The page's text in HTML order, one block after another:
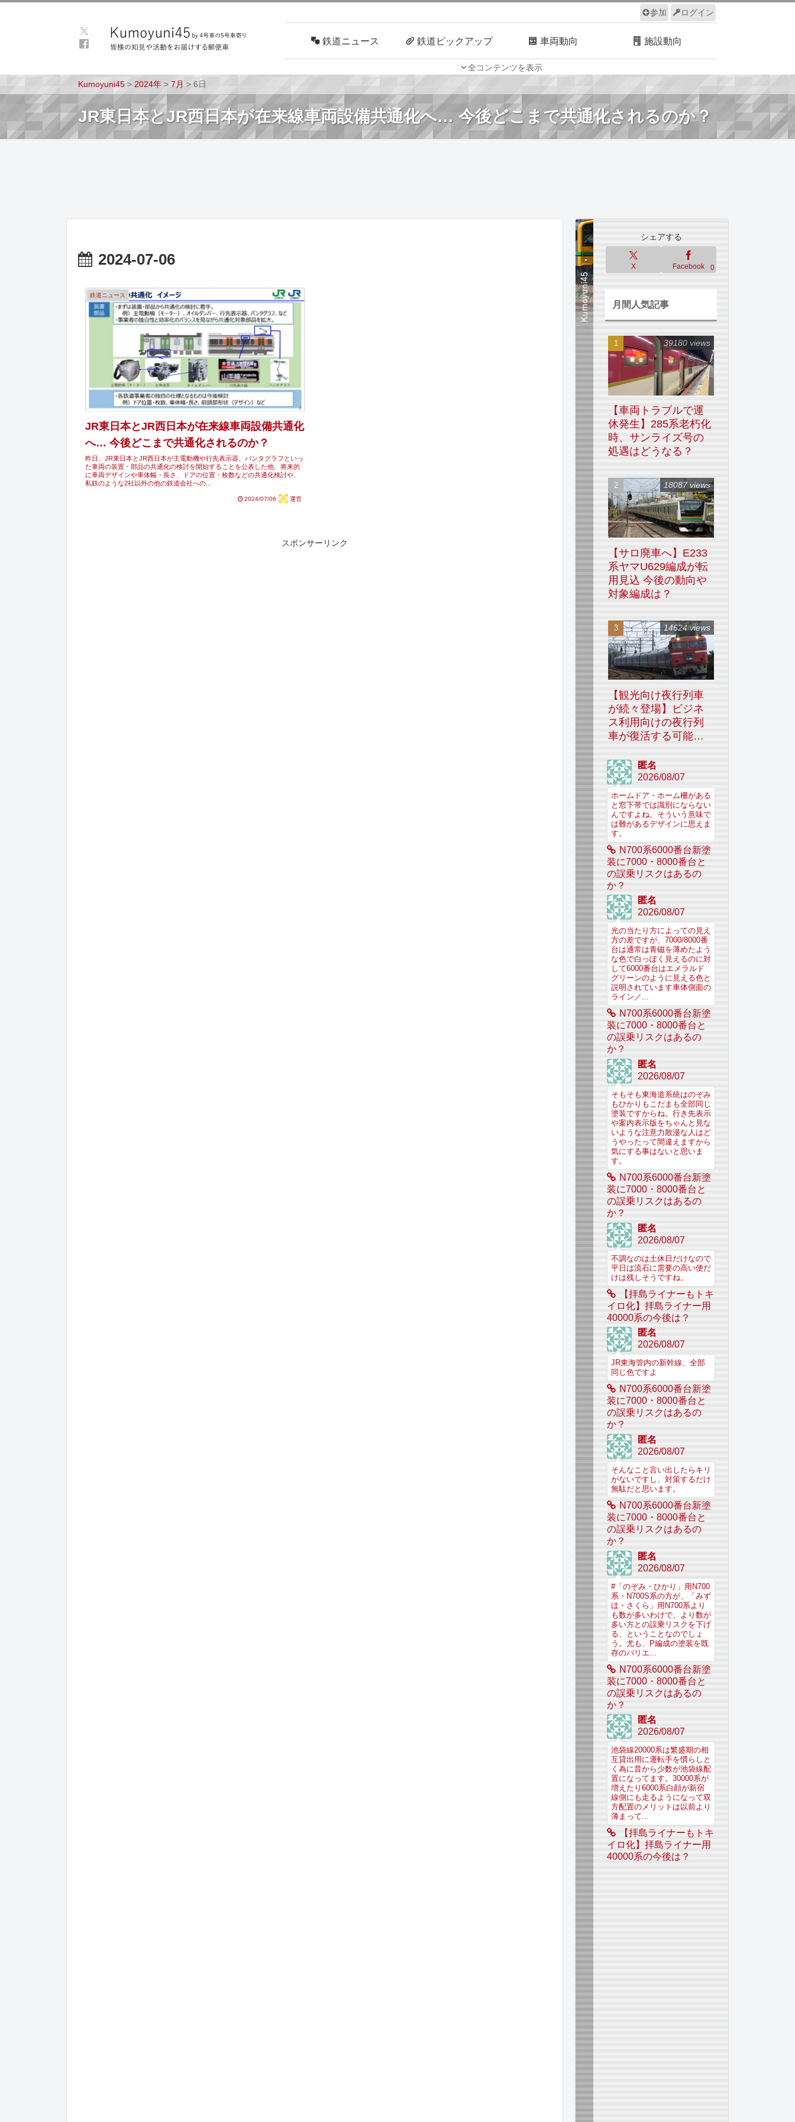
ログイン
参加
全コンテンツを表示
鉄道ニュース 鉄道ピックアップ 車両動向 施設動向
車両技術 路線探訪 ルール サイトについて
Kumoyuni45 > 2024年 > 7月 > 6日
JR東日本とJR西日本が在来線車両設備共通化へ… 今後どこまで共通化されるのか？
2024-07-06
鉄道ニュース
JR東日本とJR西日本が在来線車両設備共通化
へ… 今後どこまで共通化されるのか？
昨日、JR東日本とJR西日本が主電動機や行先表示器、パンタグラフといっ
た車両の装置・部品の共通化の検討を開始することを公表した他、将来的
に車両デザインや車体幅・長さ、ドアの位置・枚数などの共通化検討や、
私鉄のような2社以外の他の鉄道会社への...
2024/07/06 運営
スポンサーリンク
シェアする
X Facebook 0
月間人気記事
【車両トラブルで運
休発生】285系老朽化
時、サンライズ号の
処遇はどうなる？
39180 views
【サロ廃車へ】E233
系ヤマU629編成が転
用見込 今後の動向や
対象編成は？
18087 views
【観光向け夜行列車
が続々登場】ビジネ
ス利用向けの夜行列
車が復活する可能性
14624 views
匿名
2026/08/07
ホームドア・ホーム柵がある
と窓下帯では識別にならない
んですよね。そういう意味で
は難があるデザインに思えま
す。
N700系6000番台新塗
装に7000・8000番台と
の誤乗リスクはあるの
か？
匿名
2026/08/07
光の当たり方によっての見え
方の差ですが、7000/8000番
台は通常は青磁を薄めたよう
な色で白っぽく見えるのに対
して6000番台はエメラルド
グリーンのように見える色と
説明されています車体側面の
ライン／...
N700系6000番台新塗
装に7000・8000番台と
の誤乗リスクはあるの
か？
匿名
2026/08/07
そもそも東海道系統はのぞみ
もひかりもこだまも全部同じ
塗装ですからね。行き先表示
や案内表示版をちゃんと見な
いような注意力散漫な人はど
うやったって間違えますから
気にする事はないと思いま
す。
N700系6000番台新塗
装に7000・8000番台と
の誤乗リスクはあるの
か？
匿名
2026/08/07
不調なのは土休日だけなので
平日は流石に需要の高い便だ
けは残しそうですね。
【拝島ライナーもトキ
イロ化】拝島ライナー用
40000系の今後は？
匿名
2026/08/07
JR東海管内の新幹線、全部
同じ色ですよ
N700系6000番台新塗
装に7000・8000番台と
の誤乗リスクはあるの
か？
匿名
2026/08/07
そんなこと言い出したらキリ
がないですし、対策するだけ
無駄だと思います。
N700系6000番台新塗
装に7000・8000番台と
の誤乗リスクはあるの
か？
匿名
2026/08/07
#「のぞみ・ひかり」用N700
系・N700S系の方が、「みず
ほ・さくら」用N700系より
も数が多いわけで、より数が
多い方との誤乗リスクを下げ
る、ということなのでしょ
う。尤も、P編成の塗装を既
存のバリエ...
N700系6000番台新塗
装に7000・8000番台と
の誤乗リスクはあるの
か？
匿名
2026/08/07
池袋線20000系は繁盛期の相
互貸出用に運転手を慣らしと
く為に昔から少数が池袋線配
置になってます。30000系が
増えたり6000系白顔が新宿
線側にも走るようになって双
方配置のメリットは以前より
薄まって...
【拝島ライナーもトキ
イロ化】拝島ライナー用
40000系の今後は？